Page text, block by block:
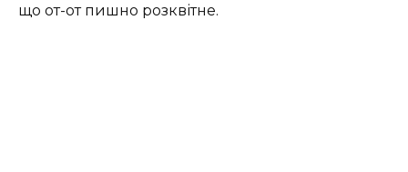
що от-от пишно розквітне.